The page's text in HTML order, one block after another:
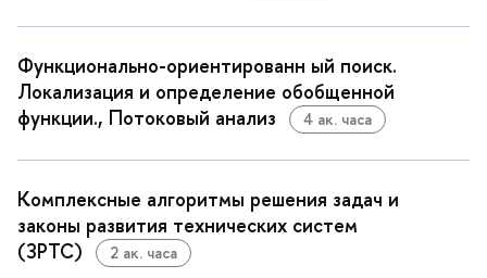
Функционально-ориентированн ый поиск.
Локализация и определение обобщенной
функции., Потоковый анализ
4 ак. часа
Комплексные алгоритмы решения задач и
законы развития технических систем
(ЗРТС)
2 ак. часа